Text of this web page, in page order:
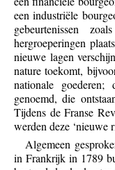
een industriële
gebeurtenissen
hergroeperingen
nieuwe lagen
nature toekomt,
nationale
genoemd, die
Tijdens de Franse
werden deze ‘nieuwe
Algemeen
in Frankrijk in 1789